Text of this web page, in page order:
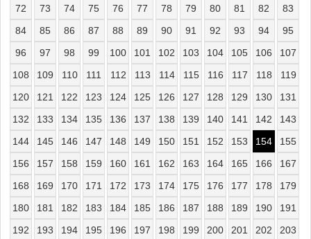
72
73 74 75 76 77 78 79 80 81 82
83
84
85 86 87 88 89 90 91 92 93 94
95
96
97 98 99 100 101 102 103 104 105 106
107
108
109 110 111 112 113 114 115 116 117 118
119
120
121 122 123 124 125 126 127 128 129 130
131
132
133 134 135 136 137 138 139 140 141 142
143
144
145 146 147 148 149 150 151 152 153 154
155
156
157 158 159 160 161 162 163 164 165 166
167
168
169 170 171 172 173 174 175 176 177 178
179
180
181 182 183 184 185 186 187 188 189 190
191
192
193 194 195 196 197 198 199 200 201 202
203